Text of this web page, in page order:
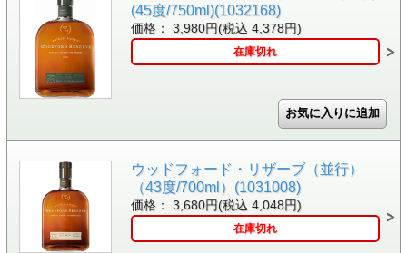
(45度/750ml)(1032168)
価格： 3,980円(税込 4,378円)
在庫切れ
ウッドフォード・リザーブ（並行）
（43度/700ml）(1031008)
価格： 3,680円(税込 4,048円)
在庫切れ